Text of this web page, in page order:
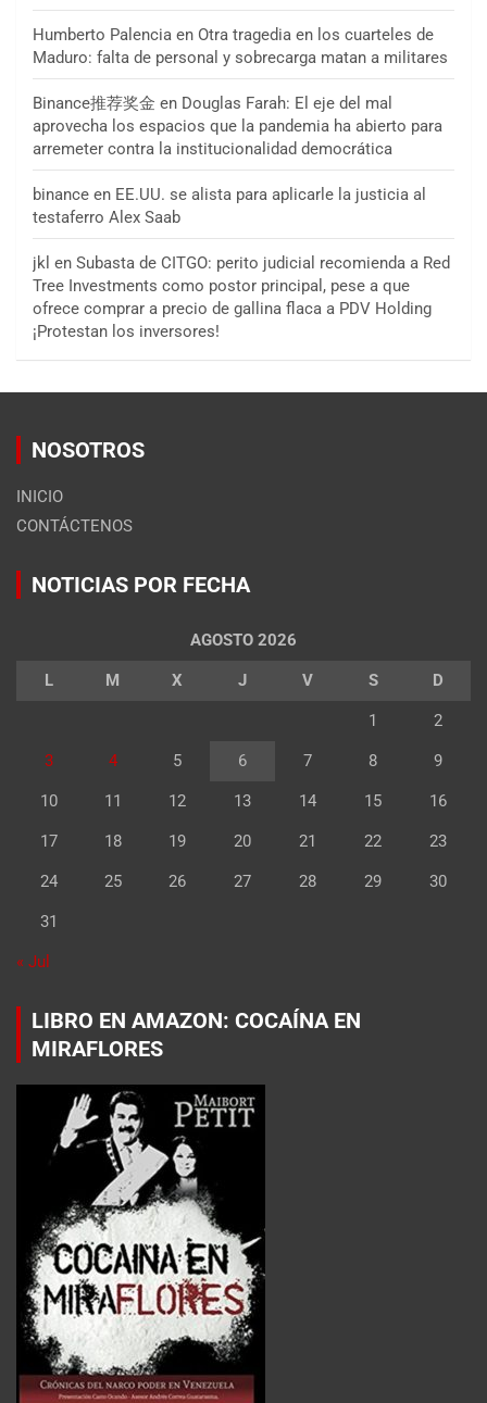
Humberto Palencia en Otra tragedia en los cuarteles de
Maduro: falta de personal y sobrecarga matan a militares
Binance推荐奖金 en Douglas Farah: El eje del mal
aprovecha los espacios que la pandemia ha abierto para
arremeter contra la institucionalidad democrática
binance en EE.UU. se alista para aplicarle la justicia al
testaferro Alex Saab
jkl en Subasta de CITGO: perito judicial recomienda a Red
Tree Investments como postor principal, pese a que
ofrece comprar a precio de gallina flaca a PDV Holding
¡Protestan los inversores!
NOSOTROS
INICIO
CONTÁCTENOS
NOTICIAS POR FECHA
AGOSTO 2026
L M X J V S D
1 2
3 4 5 6 7 8 9
10 11 12 13 14 15 16
17 18 19 20 21 22 23
24 25 26 27 28 29 30
31
« Jul
LIBRO EN AMAZON: COCAÍNA EN
MIRAFLORES